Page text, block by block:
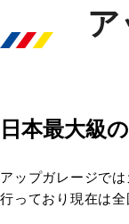
日本最大級
アップガレージで
行っており現在は